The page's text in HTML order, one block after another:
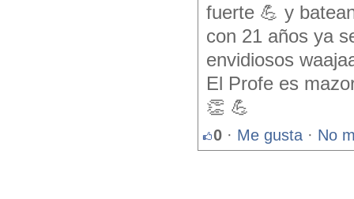
fuerte 💪 y
con 21 años ya
envidiosos
El Profe es
👏 💪
0 · Me gusta · No